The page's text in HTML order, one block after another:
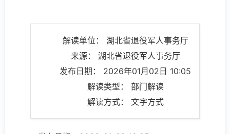
解读单位： 湖北省退役军人事务厅
来源： 湖北省退役军人事务厅
发布日期： 2026年01月02日 10:05
解读类型： 部门解读
解读方式： 文字方式